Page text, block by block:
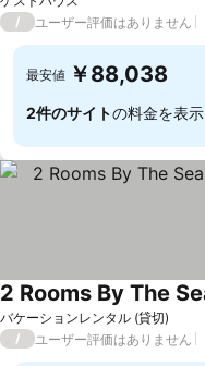
/
ユーザー評価はありません
最安値 ￥88,038
2件のサイトの料金を表示
バケーションレンタル (貸切)
/ ユーザー評価はありません